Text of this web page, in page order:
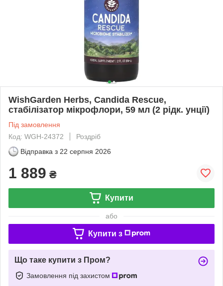
WishGarden Herbs, Candida Rescue,
стабілізатор мікрофлори, 59 мл (2 рідк. унції)
Під замовлення
Код: WGH-24372
Роздріб
Відправка з 22 серпня 2026
1 889 ₴
Купити
або
Купити з
Що таке купити з Пром?
Замовлення під захистом